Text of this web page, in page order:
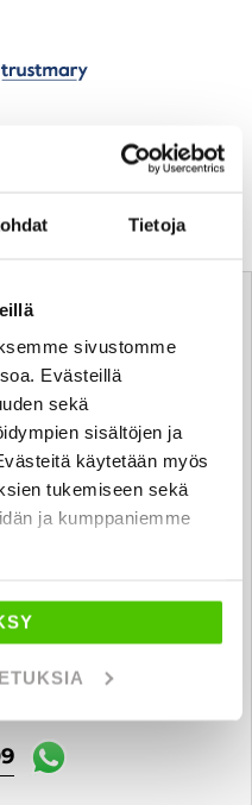
Tietoja
sivustomme
Evästeillä
sekä
sisältöjen ja
käytetään myös
tukemiseen sekä
ja kumppaniemme
@rintajouppi.fi